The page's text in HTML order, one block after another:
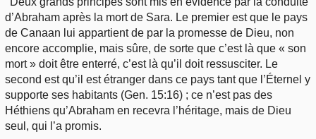
Outils
Paramètres
Études et commentaires par passage
Versets Classés
Lecture Journalière
La Bible
L'Évangile, le Salut
Mort, résurrection
L'Église, l'Assemblée
Personnages bibliques
Édification
Commentaires journaliers
COURS Bibliques - GUIDES de lecture
Rechercher dans le site
Sujets de A à Z
Ouvrages de A à Z
Auteurs de A à Z
Sommaires
Aperçus Livres de la Bible
Autres FAQ
d’Abraham après la mort de Sara. Le premier est que le pays
de Canaan lui appartient de par la promesse de Dieu, non
encore accomplie, mais sûre, de sorte que c’est là que « son
mort » doit être enterré, c’est là qu’il doit ressusciter. Le
second est qu’il est étranger dans ce pays tant que l’Éternel y
supporte ses habitants (Gen. 15:16) ; ce n’est pas des
Héthiens qu’Abraham en recevra l’héritage, mais de Dieu
seul, qui l’a promis.